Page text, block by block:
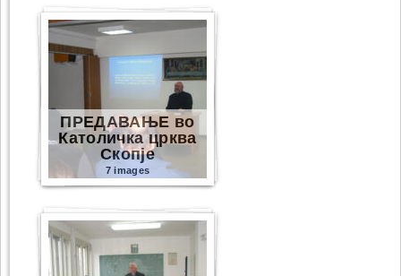
ПРЕДАВАЊЕ во
Католичка црква
Скопје
7 images